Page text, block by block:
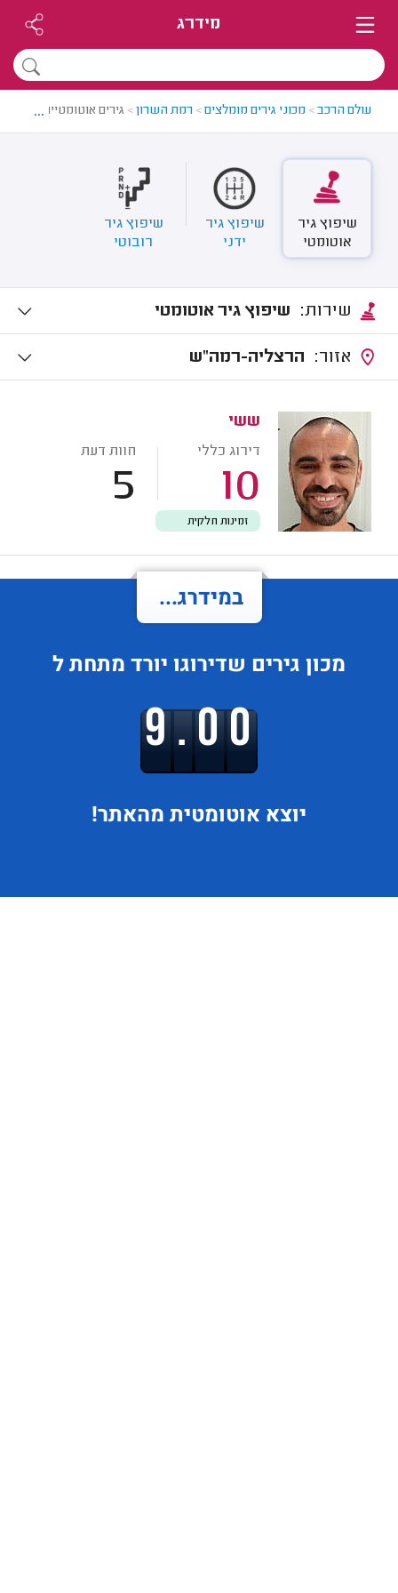
מידרג
עולם הרכב> מכוני גירים מומלצים> רמת השרון> גירים אוטומטיים ברמת
...
שיפוץ גיר
אוטומטי
שיפוץ גיר
ידני
שיפוץ גיר
רובוטי
שיפוץ גיר אוטומטי
הרצליה-רמה"ש
ששי
דירוג כללי
10
חוות דעת
5
זמינות חלקית
במידרג...
מכון גירים שדירוגו יורד מתחת ל
9.00
יוצא אוטומטית מהאתר!